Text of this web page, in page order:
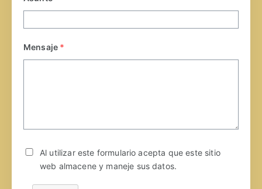
Mensaje *
Al utilizar este formulario acepta que este sitio
web almacene y maneje sus datos.